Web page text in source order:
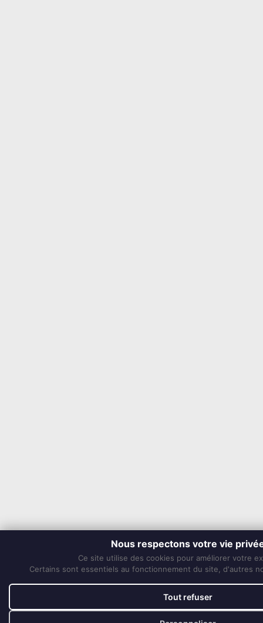
Nous respectons votre vie
Ce site utilise des cookies pour améliorer votre
Certains sont essentiels au fonctionnement du site, d'autres
Tout refuser